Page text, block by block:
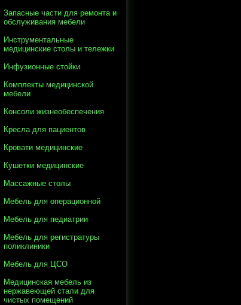
Запасные части для ремонта и
обслуживания мебели
Инструментальные
медицинские столы и тележки
Инфузионные стойки
Комплекты медицинской
мебели
Консоли жизнеобеспечения
Кресла для пациентов
Кровати медицинские
Кушетки медицинские
Массажные столы
Мебель для операционной
Мебель для педиатрии
Мебель для регистратуры
поликлиники
Мебель для ЦСО
Медицинская мебель из
нержавеющей стали для
чистых помещений